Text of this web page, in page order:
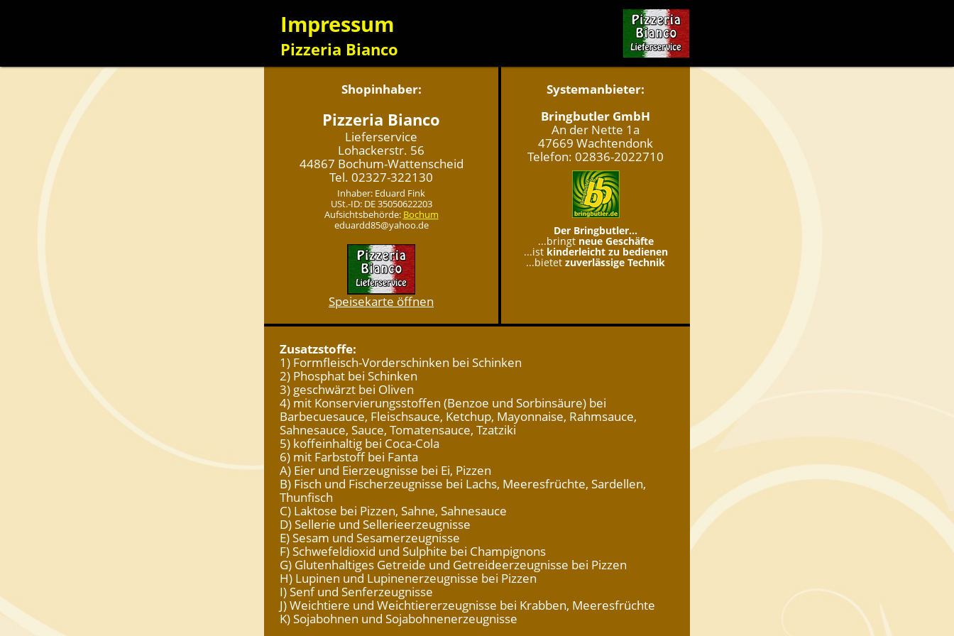
Impressum
Pizzeria Bianco
Shopinhaber:
Pizzeria Bianco
Lieferservice
Lohackerstr. 56
44867 Bochum-Wattenscheid
Tel. 02327-322130
Inhaber: Eduard Fink
USt.-ID: DE 35050622203
Aufsichtsbehörde: Bochum
eduardd85@yahoo.de
Speisekarte öffnen
Systemanbieter:
Bringbutler GmbH
An der Nette 1a
47669 Wachtendonk
Telefon: 02836-2022710
Der Bringbutler...
...bringt neue Geschäfte
...ist kinderleicht zu bedienen
...bietet zuverlässige Technik
Zusatzstoffe:
1) Formfleisch-Vorderschinken bei Schinken
2) Phosphat bei Schinken
3) geschwärzt bei Oliven
4) mit Konservierungsstoffen (Benzoe und Sorbinsäure) bei
Barbecuesauce, Fleischsauce, Ketchup, Mayonnaise, Rahmsauce,
Sahnesauce, Sauce, Tomatensauce, Tzatziki
5) koffeinhaltig bei Coca-Cola
6) mit Farbstoff bei Fanta
A) Eier und Eierzeugnisse bei Ei, Pizzen
B) Fisch und Fischerzeugnisse bei Lachs, Meeresfrüchte, Sardellen,
Thunfisch
C) Laktose bei Pizzen, Sahne, Sahnesauce
D) Sellerie und Sellerieerzeugnisse
E) Sesam und Sesamerzeugnisse
F) Schwefeldioxid und Sulphite bei Champignons
G) Glutenhaltiges Getreide und Getreideerzeugnisse bei Pizzen
H) Lupinen und Lupinenerzeugnisse bei Pizzen
I) Senf und Senferzeugnisse
J) Weichtiere und Weichtiererzeugnisse bei Krabben, Meeresfrüchte
K) Sojabohnen und Sojabohnenerzeugnisse